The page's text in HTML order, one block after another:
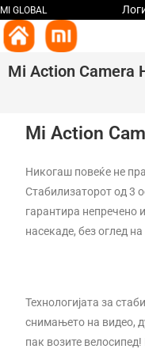
MI GLOBAL
Mi Action Camera
Mi Action
Никогаш повеќе не
Стабилизаторот од 3
гарантира непречено
насекаде, без оглед
Технологијата за
снимањето на видео,
пак возите